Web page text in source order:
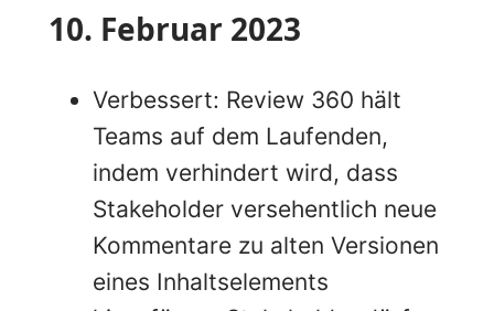
10. Februar 2023
Verbessert: Review 360 hält
Teams auf dem Laufenden,
indem verhindert wird, dass
Stakeholder versehentlich neue
Kommentare zu alten Versionen
eines Inhaltselements